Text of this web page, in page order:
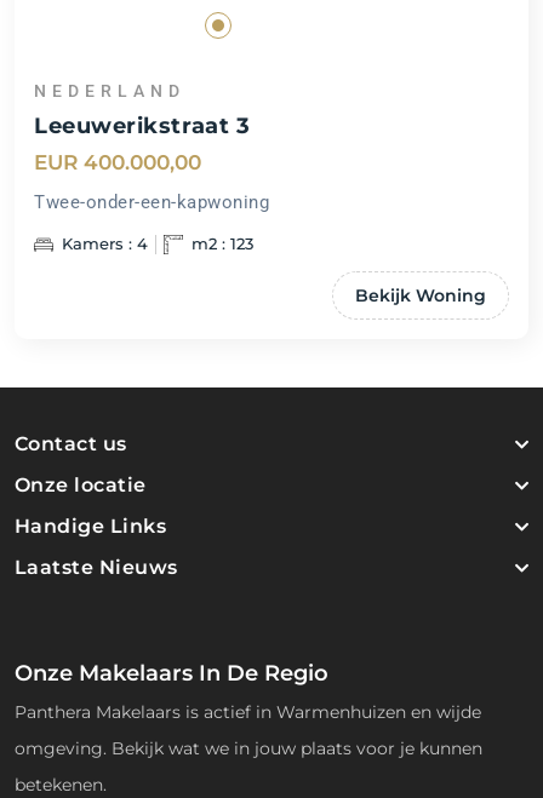
NEDERLAND
Leeuwerikstraat 3
EUR 400.000,00
Twee-onder-een-kapwoning
Kamers : 4 m2 : 123
Bekijk Woning
Contact us
Onze locatie
Handige Links
Laatste Nieuws
Onze Makelaars In De Regio
Panthera Makelaars is actief in Warmenhuizen en wijde
omgeving. Bekijk wat we in jouw plaats voor je kunnen
betekenen.